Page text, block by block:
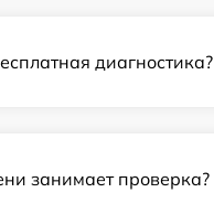
диагностика?
занимает проверка?